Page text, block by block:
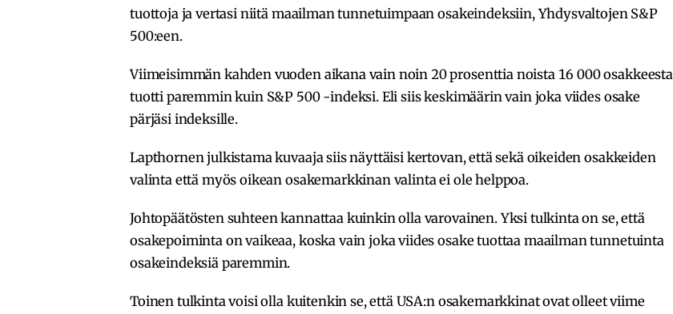
tuottoja ja vertasi niitä maailman tunnetuimpaan osakeindeksiin, Yhdysvaltojen S&P
500:een.
Viimeisimmän kahden vuoden aikana vain noin 20 prosenttia noista 16 000 osakkeesta
tuotti paremmin kuin S&P 500 -indeksi. Eli siis keskimäärin vain joka viides osake
pärjäsi indeksille.
Lapthornen julkistama kuvaaja siis näyttäisi kertovan, että sekä oikeiden osakkeiden
valinta että myös oikean osakemarkkinan valinta ei ole helppoa.
Johtopäätösten suhteen kannattaa kuinkin olla varovainen. Yksi tulkinta on se, että
osakepoiminta on vaikeaa, koska vain joka viides osake tuottaa maailman tunnetuinta
osakeindeksiä paremmin.
Toinen tulkinta voisi olla kuitenkin se, että USA:n osakemarkkinat ovat olleet viime